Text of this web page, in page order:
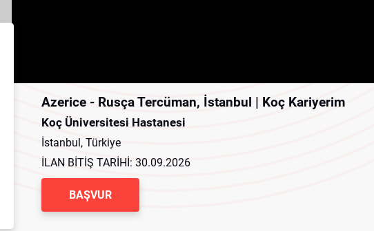
Azerice - Rusça Tercüman, İstanbul | Koç Kariyerim
Koç Üniversitesi Hastanesi
İstanbul, Türkiye
İLAN BİTİŞ TARİHİ: 30.09.2026
BAŞVUR